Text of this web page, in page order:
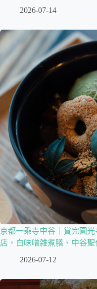
2026-07-14
京都一乘寺中谷｜賞完圓
店，白味噌雑煮膳、中谷
2026-07-12